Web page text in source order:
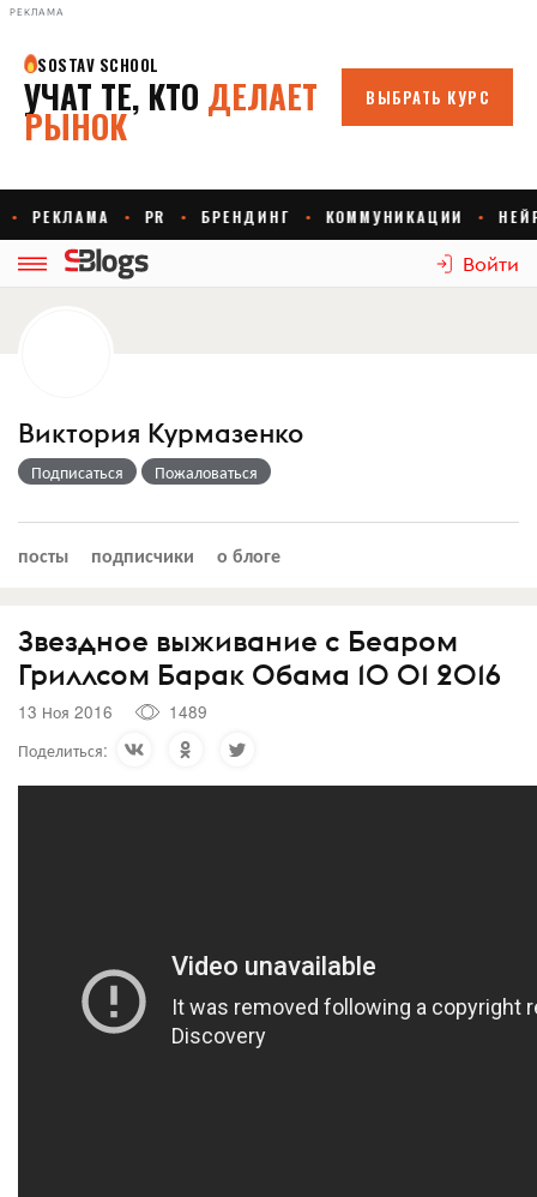
РЕКЛАМА
Войти
Виктория Курмазенко
Подписаться Пожаловаться
посты подписчики о блоге
Звездное выживание с Беаром
Гриллсом Барак Обама 10 01 2016
13 Ноя 2016
1489
Поделиться: